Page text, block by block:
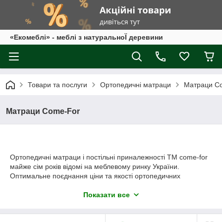
«Екомеблі» - меблі з натуральноЇ деревини
Товари та послуги Ортопедичні матраци Матраци
Матраци Come-For
Ортопедичні матраци і постільні приналежності ТМ come-for
майже сім років відомі на меблевому ринку України.
Оптимальне поєднання ціни та якості ортопедичних
постільного приладдя, а також ексклюзивні напрацювання,
найвибагливіших клієнтів. Широкий вибір кращих моделей
Показати все